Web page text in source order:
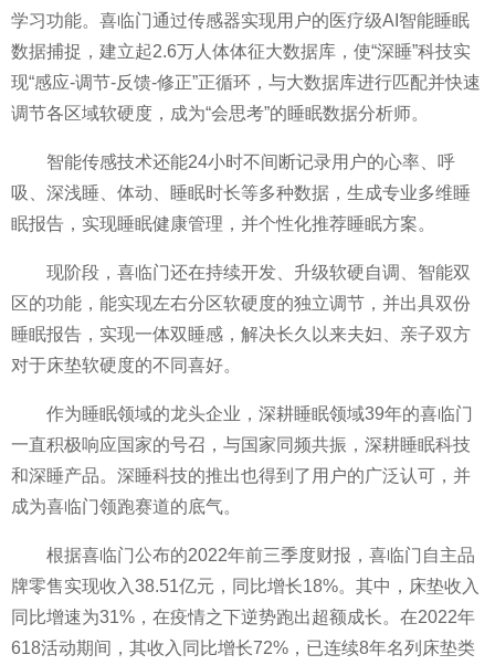
学习功能。喜临门通过传感器实现用户的医疗级AI智能睡眠
数据捕捉，建立起2.6万人体体征大数据库，使“深睡”科技实
现“感应-调节-反馈-修正”正循环，与大数据库进行匹配并快速
调节各区域软硬度，成为“会思考”的睡眠数据分析师。
智能传感技术还能24小时不间断记录用户的心率、呼
吸、深浅睡、体动、睡眠时长等多种数据，生成专业多维睡
眠报告，实现睡眠健康管理，并个性化推荐睡眠方案。
现阶段，喜临门还在持续开发、升级软硬自调、智能双
区的功能，能实现左右分区软硬度的独立调节，并出具双份
睡眠报告，实现一体双睡感，解决长久以来夫妇、亲子双方
对于床垫软硬度的不同喜好。
作为睡眠领域的龙头企业，深耕睡眠领域39年的喜临门
一直积极响应国家的号召，与国家同频共振，深耕睡眠科技
和深睡产品。深睡科技的推出也得到了用户的广泛认可，并
成为喜临门领跑赛道的底气。
根据喜临门公布的2022年前三季度财报，喜临门自主品
牌零售实现收入38.51亿元，同比增长18%。其中，床垫收入
同比增速为31%，在疫情之下逆势跑出超额成长。在2022年
618活动期间，其收入同比增长72%，已连续8年名列床垫类